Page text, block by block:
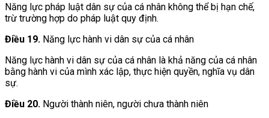
Năng lực pháp luật dân sự của cá nhân không thể bị hạn chế,
trừ trường hợp do pháp luật quy định.
Điều 19. Năng lực hành vi dân sự của cá nhân
Năng lực hành vi dân sự của cá nhân là khả năng của cá nhân
bằng hành vi của mình xác lập, thực hiện quyền, nghĩa vụ dân
sự.
Điều 20. Người thành niên, người chưa thành niên